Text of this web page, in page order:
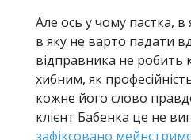
Але ось у чому пастка, в
в яку не варто падати
відправника не
хибним, як
кожне його слово
клієнт Бабенка це не
зафіксовано